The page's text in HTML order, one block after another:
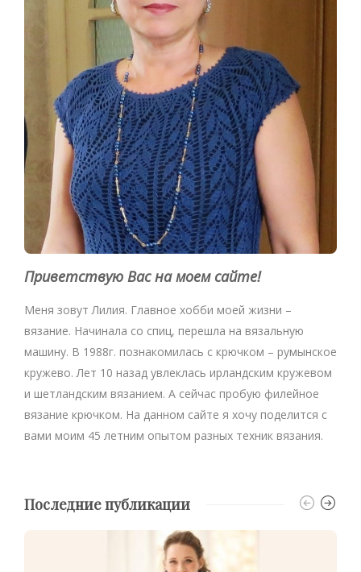
Приветствую Вас на моем сайте!
Меня зовут Лилия. Главное хобби моей жизни –
вязание. Начинала со спиц, перешла на вязальную
машину. В 1988г. познакомилась с крючком – румынское
кружево. Лет 10 назад увлеклась ирландским кружевом
и шетландским вязанием. А сейчас пробую филейное
вязание крючком. На данном сайте я хочу поделится с
вами моим 45 летним опытом разных техник вязания.
Последние публикации